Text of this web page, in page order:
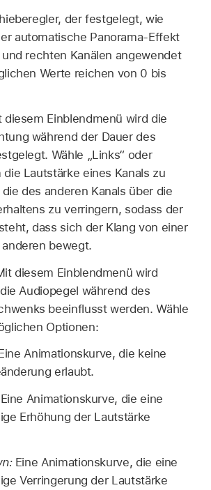
der festgelegt, wie
automatische Panorama-Effekt
rechten Kanälen angewendet
Werte reichen von 0 bis
Einblendmenü wird die
während der Dauer des
Wähle „Links“ oder
die Lautstärke eines Kanals zu
des anderen Kanals über die
zu verringern, sodass der
dass sich der Klang von einer
bewegt.
diesem Einblendmenü wird
Audiopegel während des
beeinflusst werden. Wähle
Optionen:
Animationskurve, die keine
erlaubt.
Animationskurve, die eine
Erhöhung der Lautstärke
Eine Animationskurve, die eine
Verringerung der Lautstärke